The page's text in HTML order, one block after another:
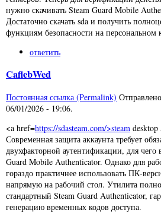
нужно скачивать Steam Guard Mobile
Достаточно скачать sda и получить
функциям безопасности на персональном
ответить
CaflebWed
Постоянная ссылка (Permalink) Отправлено
06/01/2026 - 19:06.
<a href=https://sdasteam.com/>steam desktop
Современная защита аккаунта требует
двухфакторной аутентификации, для чего
Guard Mobile Authenticator. Однако для
гораздо практичнее использовать ПК-
напрямую на рабочий стол. Утилита
стандартный Steam Guard Authenticator,
генерацию временных кодов доступа.